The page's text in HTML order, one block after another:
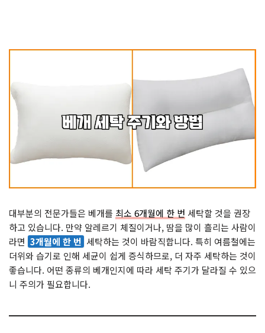
대부분의 전문가들은 베개를 최소 6개월에 한 번 세탁할 것을 권장
하고 있습니다. 만약 알레르기 체질이거나, 땀을 많이 흘리는 사람이
라면 3개월에 한 번 세탁하는 것이 바람직합니다. 특히 여름철에는
더위와 습기로 인해 세균이 쉽게 증식하므로, 더 자주 세탁하는 것이
좋습니다. 어떤 종류의 베개인지에 따라 세탁 주기가 달라질 수 있으
니 주의가 필요합니다.